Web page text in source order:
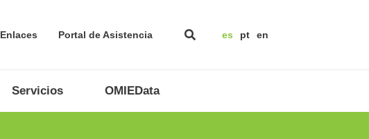
Enlaces Portal de Asistencia es pt en
Servicios OMIEData